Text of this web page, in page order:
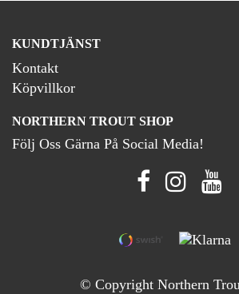
KUNDTJÄNST
Kontakt
Köpvillkor
NORTHERN TROUT SHOP
Följ Oss Gärna På Social Media!
© Copyright Northern